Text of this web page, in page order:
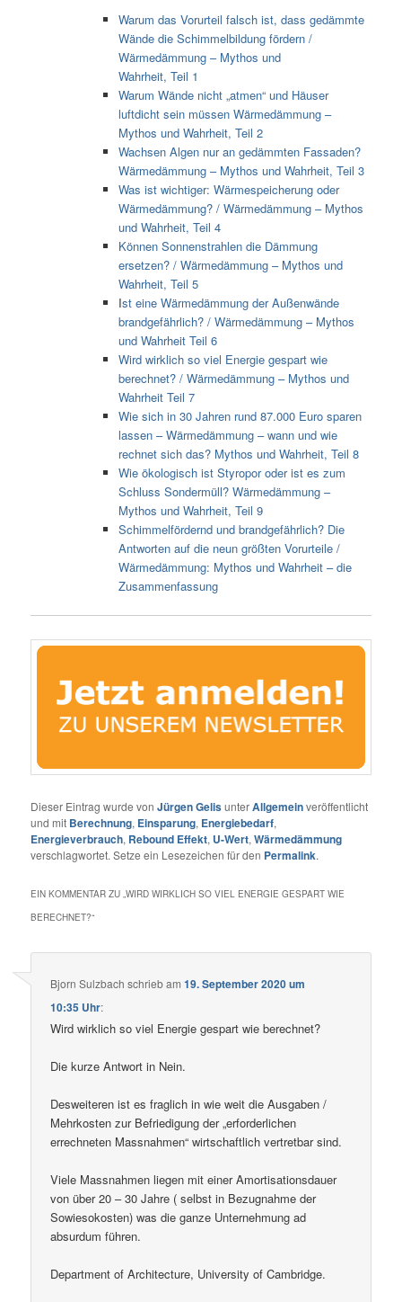
Warum das Vorurteil falsch ist, dass gedämmte
Wände die Schimmelbildung fördern /
Wärmedämmung – Mythos und
Wahrheit, Teil 1
Warum Wände nicht „atmen“ und Häuser
luftdicht sein müssen Wärmedämmung –
Mythos und Wahrheit, Teil 2
Wachsen Algen nur an gedämmten Fassaden?
Wärmedämmung – Mythos und Wahrheit, Teil 3
Was ist wichtiger: Wärmespeicherung oder
Wärmedämmung? / Wärmedämmung – Mythos
und Wahrheit, Teil 4
Können Sonnenstrahlen die Dämmung
ersetzen? / Wärmedämmung – Mythos und
Wahrheit, Teil 5
Ist eine Wärmedämmung der Außenwände
brandgefährlich? / Wärmedämmung – Mythos
und Wahrheit Teil 6
Wird wirklich so viel Energie gespart wie
berechnet? / Wärmedämmung – Mythos und
Wahrheit Teil 7
Wie sich in 30 Jahren rund 87.000 Euro sparen
lassen – Wärmedämmung – wann und wie
rechnet sich das? Mythos und Wahrheit, Teil 8
Wie ökologisch ist Styropor oder ist es zum
Schluss Sondermüll? Wärmedämmung –
Mythos und Wahrheit, Teil 9
Schimmelfördernd und brandgefährlich? Die
Antworten auf die neun größten Vorurteile /
Wärmedämmung: Mythos und Wahrheit – die
Zusammenfassung
Dieser Eintrag wurde vonJürgen GelisunterAllgemeinveröffentlicht
und mit Berechnung, Einsparung, Energiebedarf,
Energieverbrauch, Rebound Effekt, U-Wert,Wärmedämmung
verschlagwortet. Setze ein Lesezeichen für den Permalink.
EIN KOMMENTAR ZU „WIRD WIRKLICH SO VIEL ENERGIE GESPART WIE
BERECHNET?“
Bjorn Sulzbach schriebam19. September 2020 um
10:35 Uhr:
Wird wirklich so viel Energie gespart wie berechnet?
Die kurze Antwort in Nein.
Desweiteren ist es fraglich in wie weit die Ausgaben /
Mehrkosten zur Befriedigung der „erforderlichen
errechneten Massnahmen“ wirtschaftlich vertretbar sind.
Viele Massnahmen liegen mit einer Amortisationsdauer
von über 20 – 30 Jahre ( selbst in Bezugnahme der
Sowiesokosten) was die ganze Unternehmung ad
absurdum führen.
Department of Architecture, University of Cambridge.